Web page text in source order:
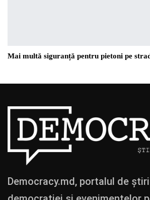
Mai multă siguranță pentru pietoni pe
Democracy.md, portalul de